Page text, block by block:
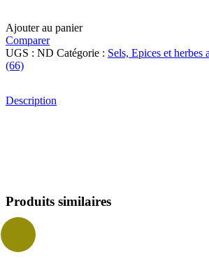
Ajouter au panier
Comparer
UGS : ND Catégorie : Sels, Epices et herbes
(66)
Description
Produits similaires